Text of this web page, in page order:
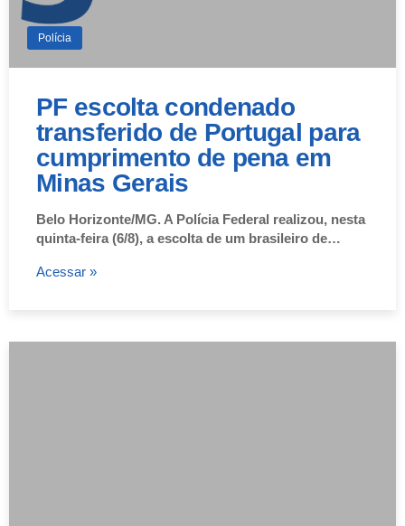
Polícia
PF escolta condenado
transferido de Portugal para
cumprimento de pena em
Minas Gerais
Belo Horizonte/MG. A Polícia Federal realizou, nesta
quinta-feira (6/8), a escolta de um brasileiro de…
Acessar »